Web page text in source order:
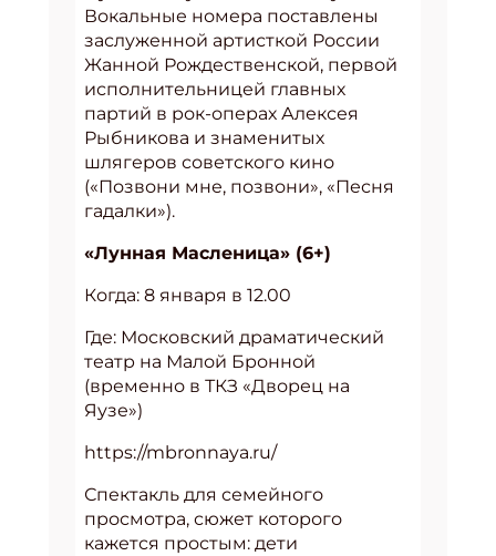
Вокальные номера поставлены
заслуженной артисткой России
Жанной Рождественской, первой
исполнительницей главных
партий в рок-операх Алексея
Рыбникова и знаменитых
шлягеров советского кино
(«Позвони мне, позвони», «Песня
гадалки»).
«Лунная Масленица» (6+)
Когда: 8 января в 12.00
Где: Московский драматический
театр на Малой Бронной
(временно в ТКЗ «Дворец на
Яузе»)
https://mbronnaya.ru/
Спектакль для семейного
просмотра, сюжет которого
кажется простым: дети